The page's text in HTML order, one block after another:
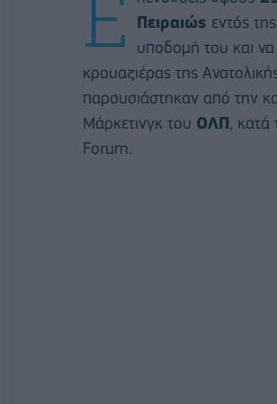
Πειραιώς εντός
υποδομή του και
κρουαζιέρας της
παρουσιάστηκαν από την
Μάρκετινγκ του ΟΛΠ ,
Forum.